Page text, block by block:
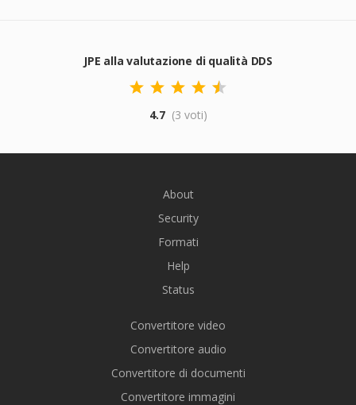
JPE alla valutazione di qualità DDS
4.7 (3 voti)
About
Security
Formati
Help
Status
Convertitore video
Convertitore audio
Convertitore di documenti
Convertitore immagini